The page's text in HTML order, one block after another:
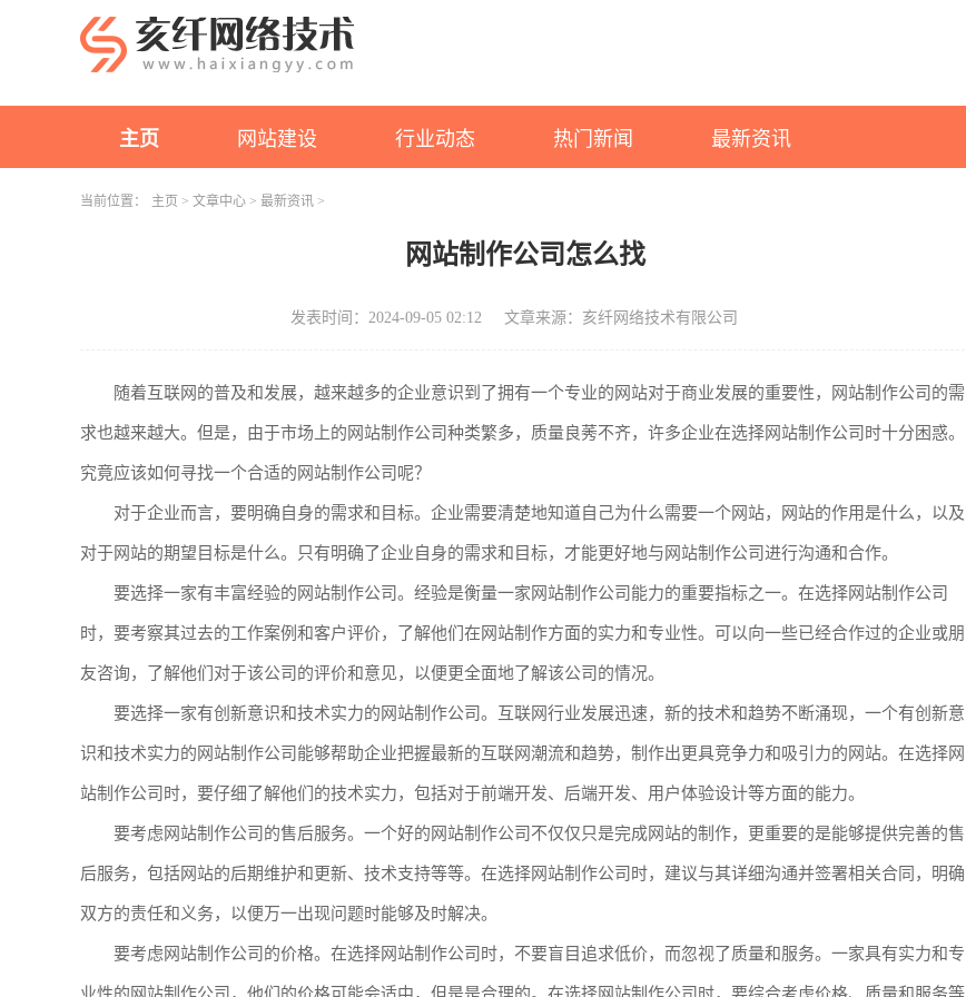
主页 网站建设 行业动态 热门新闻 最新资讯
当前位置： 主页 > 文章中心 > 最新资讯 >
网站制作公司怎么找
发表时间：2024-09-05 02:12 文章来源：亥纤网络技术有限公司
随着互联网的普及和发展，越来越多的企业意识到了拥有一个专业的网站对于商业发展的重要性，网站制作公司的需
求也越来越大。但是，由于市场上的网站制作公司种类繁多，质量良莠不齐，许多企业在选择网站制作公司时十分困惑。
究竟应该如何寻找一个合适的网站制作公司呢？
对于企业而言，要明确自身的需求和目标。企业需要清楚地知道自己为什么需要一个网站，网站的作用是什么，以及
对于网站的期望目标是什么。只有明确了企业自身的需求和目标，才能更好地与网站制作公司进行沟通和合作。
要选择一家有丰富经验的网站制作公司。经验是衡量一家网站制作公司能力的重要指标之一。在选择网站制作公司
时，要考察其过去的工作案例和客户评价，了解他们在网站制作方面的实力和专业性。可以向一些已经合作过的企业或朋
友咨询，了解他们对于该公司的评价和意见，以便更全面地了解该公司的情况。
要选择一家有创新意识和技术实力的网站制作公司。互联网行业发展迅速，新的技术和趋势不断涌现，一个有创新意
识和技术实力的网站制作公司能够帮助企业把握最新的互联网潮流和趋势，制作出更具竞争力和吸引力的网站。在选择网
站制作公司时，要仔细了解他们的技术实力，包括对于前端开发、后端开发、用户体验设计等方面的能力。
要考虑网站制作公司的售后服务。一个好的网站制作公司不仅仅只是完成网站的制作，更重要的是能够提供完善的售
后服务，包括网站的后期维护和更新、技术支持等等。在选择网站制作公司时，建议与其详细沟通并签署相关合同，明确
双方的责任和义务，以便万一出现问题时能够及时解决。
要考虑网站制作公司的价格。在选择网站制作公司时，不要盲目追求低价，而忽视了质量和服务。一家具有实力和专